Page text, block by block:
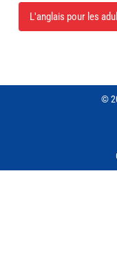
L'anglais pour les
©